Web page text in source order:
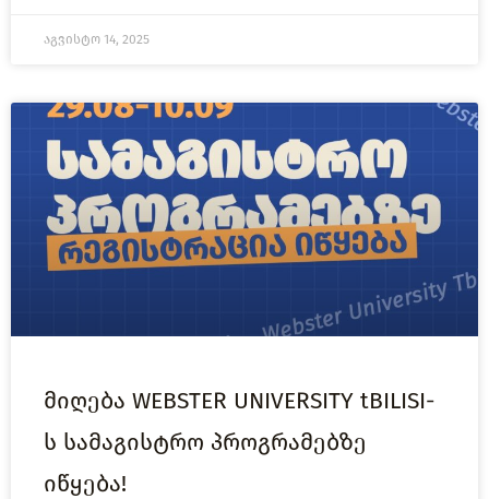
აგვისტო 14, 2025
მიღება WEBSTER UNIVERSITY tBILISI-
ს სამაგისტრო პროგრამებზე
იწყება!